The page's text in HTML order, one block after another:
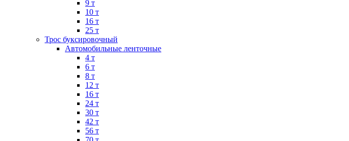
9 т
10 т
16 т
25 т
Трос буксировочный
Автомобильные ленточные
4 т
6 т
8 т
12 т
16 т
24 т
30 т
42 т
56 т